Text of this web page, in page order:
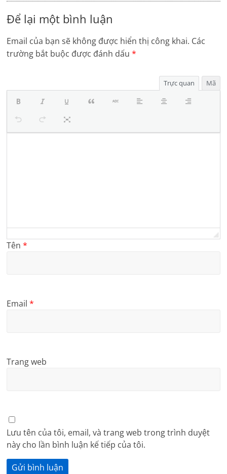
Để lại một bình luận
Email của bạn sẽ không được hiển thị công khai. Các
trường bắt buộc được đánh dấu*
Trực quan Mã
Tên*
Email*
Trang web
Lưu tên của tôi, email, và trang web trong trình duyệt
này cho lần bình luận kế tiếp của tôi.